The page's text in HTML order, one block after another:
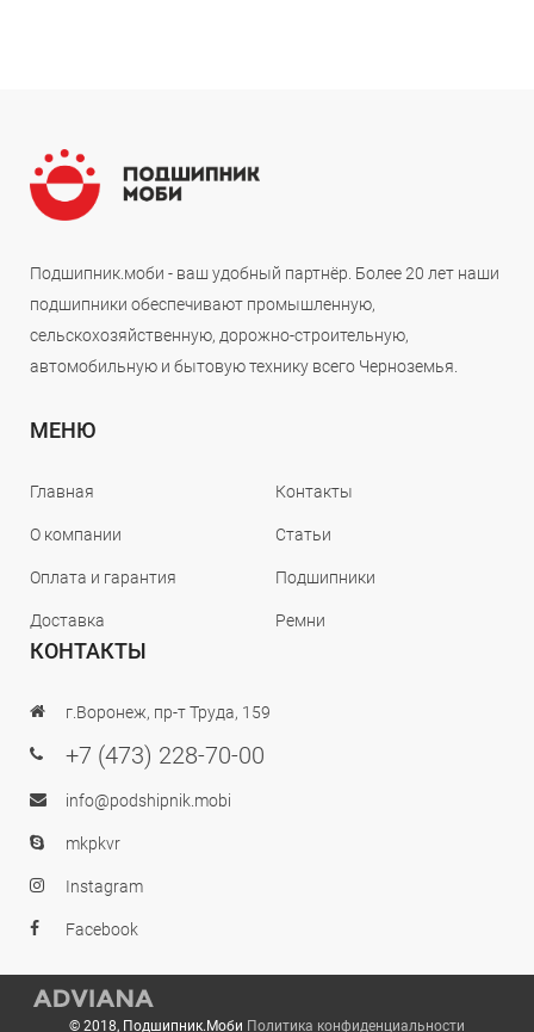
Подшипник.моби - ваш удобный партнёр. Более 20 лет наши
подшипники обеспечивают промышленную,
сельскохозяйственную, дорожно-строительную,
автомобильную и бытовую технику всего Черноземья.
МЕНЮ
Главная
О компании
Оплата и гарантия
Доставка
Контакты
Статьи
Подшипники
Ремни
КОНТАКТЫ
г.Воронеж, пр-т Труда, 159
+7 (473) 228-70-00
info@podshipnik.mobi
mkpkvr
Instagram
Facebook
© 2018, Подшипник.Моби Политика конфиденциальности